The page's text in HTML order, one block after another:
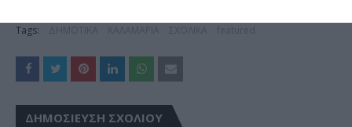
Tags:
ΔΗΜΟΣΊΕΥΣΗ ΣΧΟΛΊΟΥ